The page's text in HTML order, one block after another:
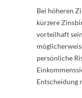
Bei höheren
kürzere
vorteilhaft
persönliche
Entscheidung